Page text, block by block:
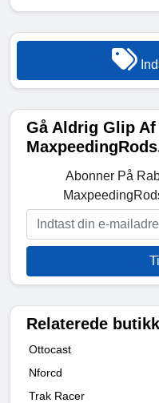
Gå Aldrig Glip Af
Abonner På
Relaterede
Ottocast
Nforcd
Trak Racer